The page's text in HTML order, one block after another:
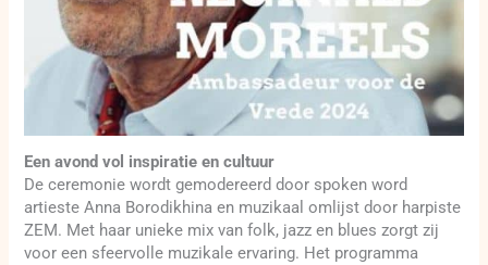
Een avond vol inspiratie en cultuur
De ceremonie wordt gemodereerd door spoken word
artieste Anna Borodikhina en muzikaal omlijst door harpiste
ZEM. Met haar unieke mix van folk, jazz en blues zorgt zij
voor een sfeervolle muzikale ervaring. Het programma